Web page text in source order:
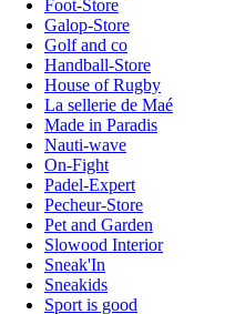
Foot-Store
Galop-Store
Golf and co
Handball-Store
House of Rugby
La sellerie de Maé
Made in Paradis
Nauti-wave
On-Fight
Padel-Expert
Pecheur-Store
Pet and Garden
Slowood Interior
Sneak'In
Sneakids
Sport is good